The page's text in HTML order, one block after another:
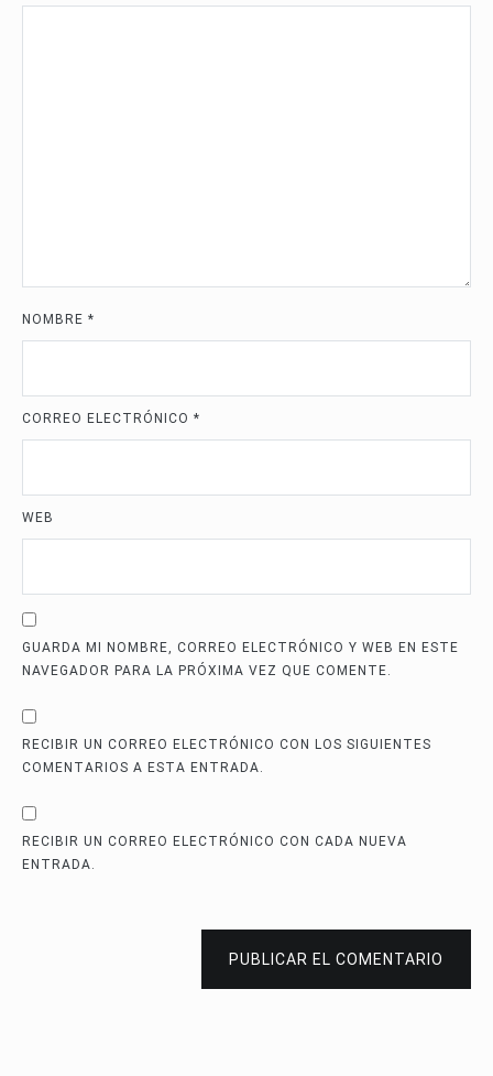
NOMBRE *
CORREO ELECTRÓNICO *
WEB
GUARDA MI NOMBRE, CORREO ELECTRÓNICO Y WEB EN ESTE
NAVEGADOR PARA LA PRÓXIMA VEZ QUE COMENTE.
RECIBIR UN CORREO ELECTRÓNICO CON LOS SIGUIENTES
COMENTARIOS A ESTA ENTRADA.
RECIBIR UN CORREO ELECTRÓNICO CON CADA NUEVA
ENTRADA.
PUBLICAR EL COMENTARIO